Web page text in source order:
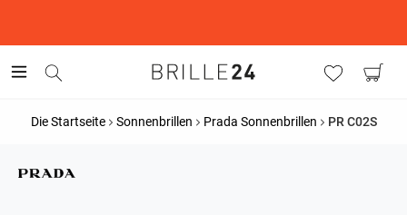
Die Startseite Sonnenbrillen Prada Sonnenbrillen PR C02S